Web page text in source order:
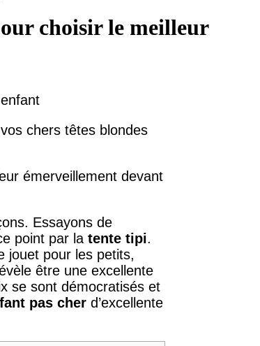
choisir le meilleur
chers têtes blondes
émerveillement devant
Essayons de
point par la tente tipi.
jouet pour les petits,
être une excellente
se sont démocratisés et
pas cher d’excellente